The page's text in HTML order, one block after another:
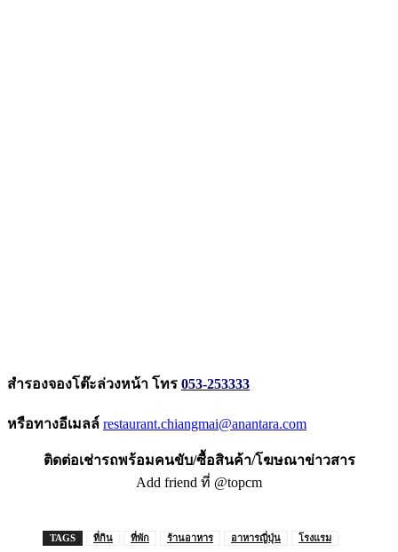
สำรองจองโต๊ะล่วงหน้า โทร 053-253333
หรือทางอีเมลล์ restaurant.chiangmai@anantara.com
ติดต่อเช่ารถพร้อมคนขับ/ซื้อสินค้า/โฆษณาข่าวสาร
Add friend ที่ @topcm
TAGS ที่กิน ที่พัก ร้านอาหาร อาหารญี่ปุ่น โรงแรม